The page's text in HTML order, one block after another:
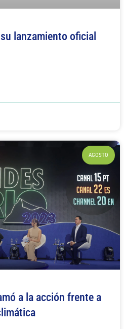
lanzamiento oficial
AGOSTO
a la acción frente a